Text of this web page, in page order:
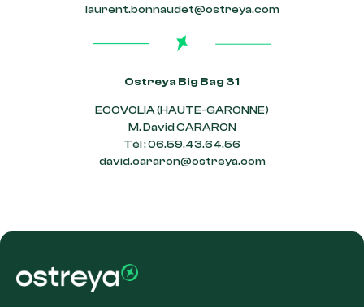
laurent.bonnaudet@ostreya.com
Ostreya Big Bag 31
ECOVOLIA (HAUTE-GARONNE)
M. David CARARON
Tél : 06.59.43.64.56
david.cararon@ostreya.com